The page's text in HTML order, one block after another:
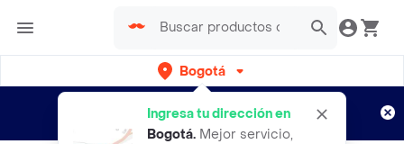
Bogotá
Ingresa tu dirección en
Bogotá. Mejor servicio,
envíos gratis por semanas
Aplican TyC